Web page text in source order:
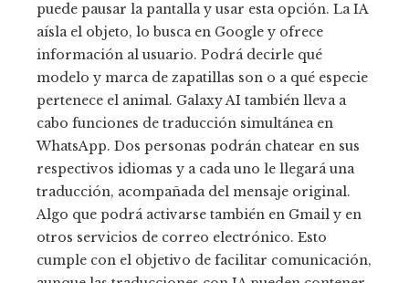
puede pausar la pantalla y usar esta opción. La IA
aísla el objeto, lo busca en Google y ofrece
información al usuario. Podrá decirle qué
modelo y marca de zapatillas son o a qué especie
pertenece el animal. Galaxy AI también lleva a
cabo funciones de traducción simultánea en
WhatsApp. Dos personas podrán chatear en sus
respectivos idiomas y a cada uno le llegará una
traducción, acompañada del mensaje original.
Algo que podrá activarse también en Gmail y en
otros servicios de correo electrónico. Esto
cumple con el objetivo de facilitar comunicación,